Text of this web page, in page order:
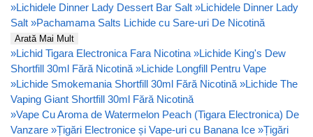
»Lichidele Dinner Lady Dessert Bar Salt »Lichidele Dinner Lady
Salt »Pachamama Salts Lichide cu Sare-uri De Nicotină
Arată Mai Mult
»Lichid Tigara Electronica Fara Nicotina »Lichide King's Dew
Shortfill 30ml Fără Nicotină »Lichide Longfill Pentru Vape
»Lichide Smokemania Shortfill 30ml Fără Nicotină »Lichide The
Vaping Giant Shortfill 30ml Fără Nicotină
»Vape Cu Aroma de Watermelon Peach (Tigara Electronica) De
Vanzare »Țigări Electronice și Vape-uri cu Banana Ice »Țigări